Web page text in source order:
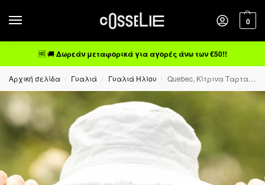
0
🆓 🚚Δωρεάν μεταφορικά για αγορές άνω των €50!!
Αρχική σελίδα / Γυαλιά / Γυαλιά Ηλίου / Quebec, Κίτρινα Ταρταρούγα Πολωτικά Γυαλιά Ηλίου Cat.3